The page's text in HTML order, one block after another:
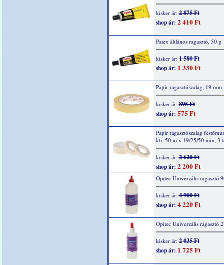
kisker ár:2 875 Ft
shop ár: 2 410 Ft
Patex áltlános ragasztó, 50 g
kisker ár:1 580 Ft
shop ár: 1 330 Ft
Papír ragasztószalag, 19
kisker ár:895 Ft
shop ár: 575 Ft
Papír ragasztószalag
kb. 50 m x 19/25/50 mm, 3
kisker ár:2 620 Ft
shop ár: 2 200 Ft
Opitec Univerzális ragasztó
kisker ár:4 900 Ft
shop ár: 4 220 Ft
Opitec Univerzális ragasztó
kisker ár:2 035 Ft
shop ár: 1 725 Ft